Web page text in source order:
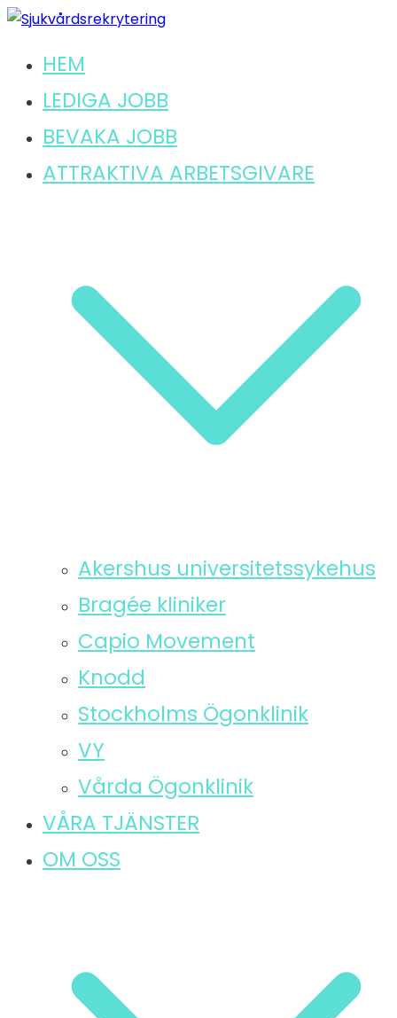
Hoppa
innehåll
Sjukvårdsrekrytering
Hitta ditt lediga jobb inom sjukvård
HEM
LEDIGA JOBB
BEVAKA JOBB
ATTRAKTIVA ARBETSGIVARE
Akershus universitetssykehus
Bragée kliniker
Capio Movement
Knodd
Stockholms Ögonklinik
VY
Vårda Ögonklinik
VÅRA TJÄNSTER
OM OSS